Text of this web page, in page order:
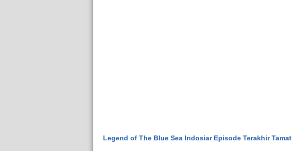
Legend of The Blue Sea Indosiar Episode Terakhir Tamat